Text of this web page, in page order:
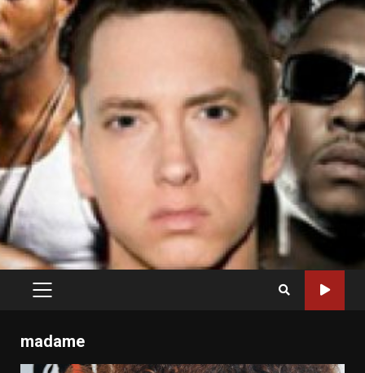
PRIMARY
madame